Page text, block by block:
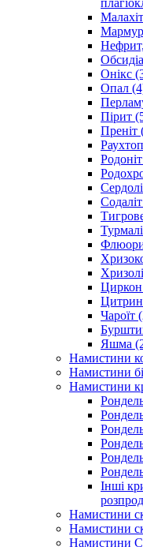
Малахіт
Мармур
Онікс
Опал
Пірит
Преніт
Родоніт
Содаліт
Циркон
Цитрин
Чароїт
Яшма
Намистини
Намистини
Намистини
Інші
Намистини
Намистини
Намистини